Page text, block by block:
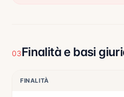
03Finalità e basi
FINALITÀ